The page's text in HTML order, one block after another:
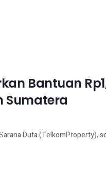
Bantuan
Sumatera
Duta (TelkomProperty),